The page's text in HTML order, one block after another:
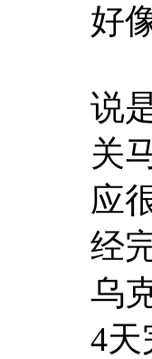
好
说
关
应
经
乌
4天